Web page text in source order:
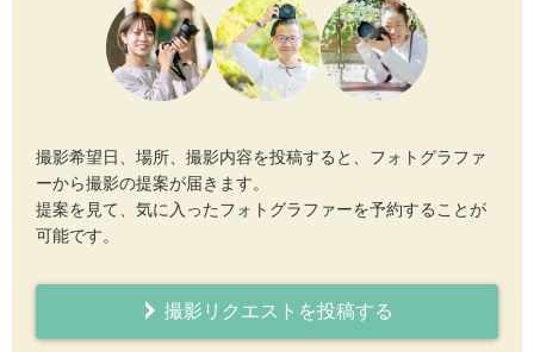
撮影希望日、場所、撮影内容を投稿すると、フォトグラファ
ーから撮影の提案が届きます。
提案を見て、気に入ったフォトグラファーを予約することが
可能です。
撮影リクエストを投稿する